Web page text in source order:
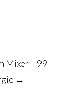
Mixer – 99
→